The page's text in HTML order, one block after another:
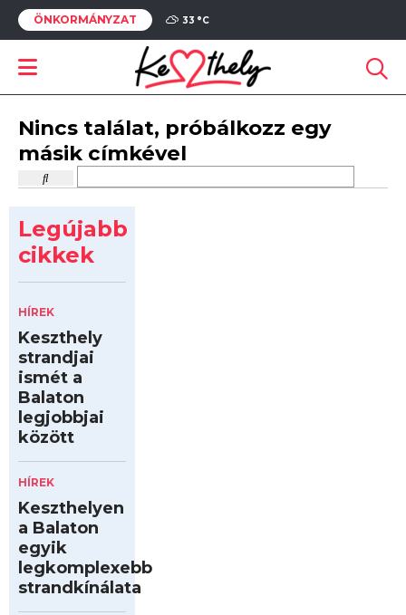
ÖNKORMÁNYZAT 33 °C
Nincs találat, próbálkozz egy
másik címkével
Legújabb
cikkek
HÍREK
Keszthely
strandjai
ismét a
Balaton
legjobbjai
között
HÍREK
Keszthelyen
a Balaton
egyik
legkomplexebb
strandkínálata